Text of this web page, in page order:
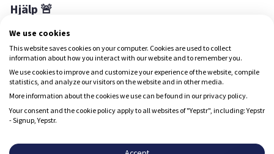
Hjälp 🚨
Hjälpcenter
Ladda ned Yepstr
Ladda ned Yepstr
upplevelse.
We use cookies
This website saves cookies on your computer. Cookies are used to collect
information about how you interact with our website and to remember you.
We use cookies to improve and customize your experience of the website, compile
statistics, and analyze our visitors on the website and in other media.
More information about the cookies we use can be found in our privacy policy.
Your consent and the cookie policy apply to all websites of "Yepstr", including: Yepstr
- Signup, Yepstr.